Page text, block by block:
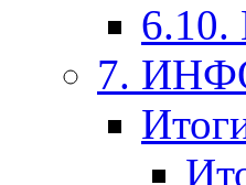
6.10.
7.